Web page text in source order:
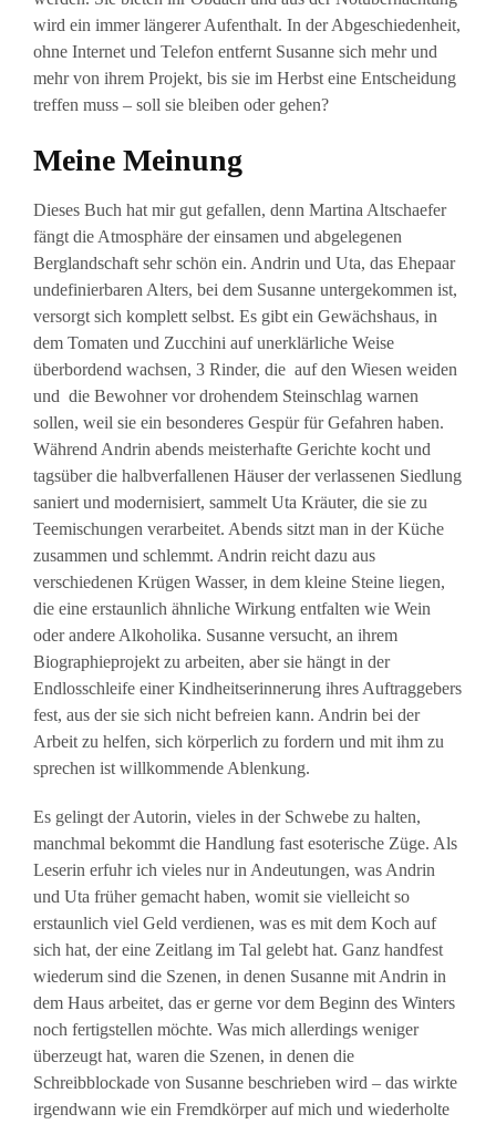
wird ein immer längerer Aufenthalt. In der Abgeschiedenheit,
ohne Internet und Telefon entfernt Susanne sich mehr und
mehr von ihrem Projekt, bis sie im Herbst eine Entscheidung
treffen muss – soll sie bleiben oder gehen?
Meine Meinung
Dieses Buch hat mir gut gefallen, denn Martina Altschaefer
fängt die Atmosphäre der einsamen und abgelegenen
Berglandschaft sehr schön ein. Andrin und Uta, das Ehepaar
undefinierbaren Alters, bei dem Susanne untergekommen ist,
versorgt sich komplett selbst. Es gibt ein Gewächshaus, in
dem Tomaten und Zucchini auf unerklärliche Weise
überbordend wachsen, 3 Rinder, die auf den Wiesen weiden
und die Bewohner vor drohendem Steinschlag warnen
sollen, weil sie ein besonderes Gespür für Gefahren haben.
Während Andrin abends meisterhafte Gerichte kocht und
tagsüber die halbverfallenen Häuser der verlassenen Siedlung
saniert und modernisiert, sammelt Uta Kräuter, die sie zu
Teemischungen verarbeitet. Abends sitzt man in der Küche
zusammen und schlemmt. Andrin reicht dazu aus
verschiedenen Krügen Wasser, in dem kleine Steine liegen,
die eine erstaunlich ähnliche Wirkung entfalten wie Wein
oder andere Alkoholika. Susanne versucht, an ihrem
Biographieprojekt zu arbeiten, aber sie hängt in der
Endlosschleife einer Kindheitserinnerung ihres Auftraggebers
fest, aus der sie sich nicht befreien kann. Andrin bei der
Arbeit zu helfen, sich körperlich zu fordern und mit ihm zu
sprechen ist willkommende Ablenkung.
Es gelingt der Autorin, vieles in der Schwebe zu halten,
manchmal bekommt die Handlung fast esoterische Züge. Als
Leserin erfuhr ich vieles nur in Andeutungen, was Andrin
und Uta früher gemacht haben, womit sie vielleicht so
erstaunlich viel Geld verdienen, was es mit dem Koch auf
sich hat, der eine Zeitlang im Tal gelebt hat. Ganz handfest
wiederum sind die Szenen, in denen Susanne mit Andrin in
dem Haus arbeitet, das er gerne vor dem Beginn des Winters
noch fertigstellen möchte. Was mich allerdings weniger
überzeugt hat, waren die Szenen, in denen die
Schreibblockade von Susanne beschrieben wird – das wirkte
irgendwann wie ein Fremdkörper auf mich und wiederholte